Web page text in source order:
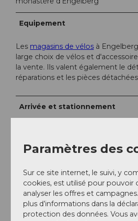
Equipement
Les magasins de vélos à
large choix de vélos et
la vente. Ils valent également le
réparations et les pièces
Arrivée et stationnement
Sud, puis la route principale sur 20
Engelberg. Engelberg se trouve à
Stationnement
Des places de stationnement
disponibles à Engelberg.
Transports en commun
Paramètres des
Sur ce site internet, le suivi, y
cookies, est utilisé pour pouvoir
analyser les offres et
plus d’informations dans la
protection des données. Vous